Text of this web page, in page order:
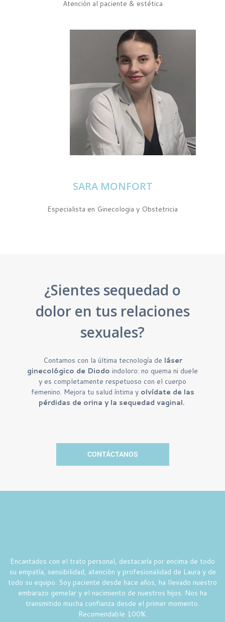
Atención al paciente & estética
SARA MONFORT
Especialista en Ginecologia y Obstetricia
¿Sientes sequedad o
dolor en tus relaciones
sexuales?
Contamos con la última tecnología de láser
ginecológico de Diodo indoloro: no quema ni duele
y es completamente respetuoso con el cuerpo
femenino. Mejora tu salud íntima y olvídate de las
pérdidas de orina y la sequedad vaginal.
CONTÁCTANOS
Encantados con el trato personal, destacaría por encima de todo
su empatía, sensibilidad, atención y profesionalidad de Laura y de
todo su equipo. Soy paciente desde hace años, ha llevado nuestro
embarazo gemelar y el nacimiento de nuestros hijos. Nos ha
transmitido mucha confianza desde el primer momento.
Recomendable 100%.